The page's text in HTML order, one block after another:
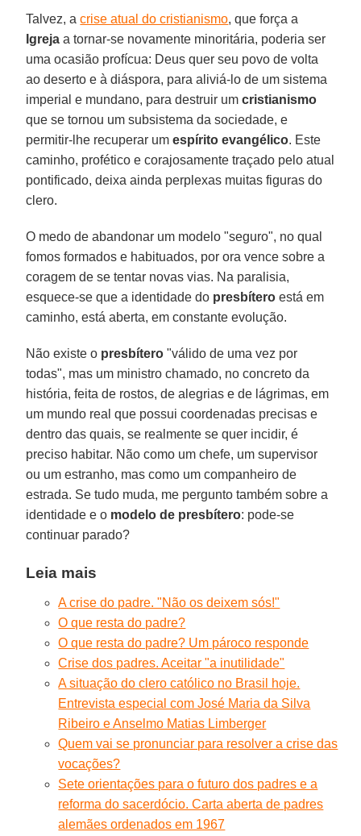
Talvez, acrise atual do cristianismo, que força a
Igreja a tornar-se novamente minoritária, poderia ser
uma ocasião profícua: Deus quer seu povo de volta
ao deserto e à diáspora, para aliviá-lo de um sistema
imperial e mundano, para destruir umcristianismo
que se tornou um subsistema da sociedade, e
permitir-lhe recuperar umespírito evangélico. Este
caminho, profético e corajosamente traçado pelo atual
pontificado, deixa ainda perplexas muitas figuras do
clero.
O medo de abandonar um modelo "seguro", no qual
fomos formados e habituados, por ora vence sobre a
coragem de se tentar novas vias. Na paralisia,
esquece-se que a identidade do presbítero está em
caminho, está aberta, em constante evolução.
Não existe o presbítero "válido de uma vez por
todas", mas um ministro chamado, no concreto da
história, feita de rostos, de alegrias e de lágrimas, em
um mundo real que possui coordenadas precisas e
dentro das quais, se realmente se quer incidir, é
preciso habitar. Não como um chefe, um supervisor
ou um estranho, mas como um companheiro de
estrada. Se tudo muda, me pergunto também sobre a
identidade e o modelo de presbítero: pode-se
continuar parado?
Leia mais
A crise do padre. "Não os deixem sós!"
O que resta do padre?
O que resta do padre? Um pároco responde
Crise dos padres. Aceitar "a inutilidade"
A situação do clero católico no Brasil hoje.
Entrevista especial com José Maria da Silva
Ribeiro e Anselmo Matias Limberger
Quem vai se pronunciar para resolver a crise das
vocações?
Sete orientações para o futuro dos padres e a
reforma do sacerdócio. Carta aberta de padres
alemães ordenados em 1967